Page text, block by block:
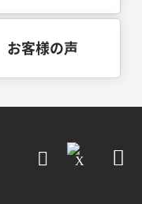
お客様の声